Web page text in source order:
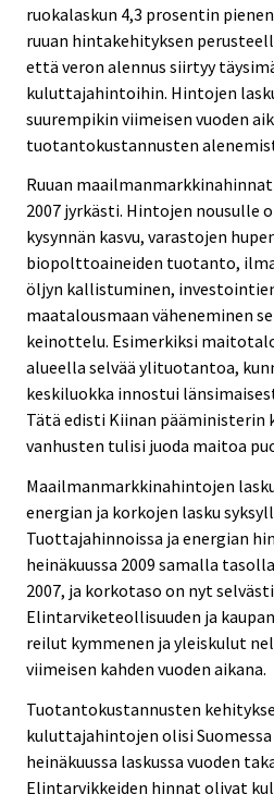
ruokalaskun 4,3 prosentin
ruuan hintakehityksen
että veron alennus siirtyy
kuluttajahintoihin. Hintojen
suurempikin viimeisen vuoden
tuotantokustannusten
Ruuan
2007 jyrkästi. Hintojen nousulle
kysynnän kasvu, varastojen
biopolttoaineiden tuotanto,
öljyn kallistuminen,
maatalousmaan väheneminen
keinottelu. Esimerkiksi
alueella selvää ylituotantoa,
keskiluokka innostui
Tätä edisti Kiinan pääministerin
vanhusten tulisi juoda maitoa
Maailmanmarkkinahintojen
energian ja korkojen lasku
Tuottajahinnoissa ja energian
heinäkuussa 2009 samalla
2007, ja korkotaso on nyt
Elintarviketeollisuuden ja
reilut kymmenen ja yleiskulut
viimeisen kahden vuoden aikana.
Tuotantokustannusten
kuluttajahintojen olisi
heinäkuussa laskussa vuoden
Elintarvikkeiden hinnat olivat